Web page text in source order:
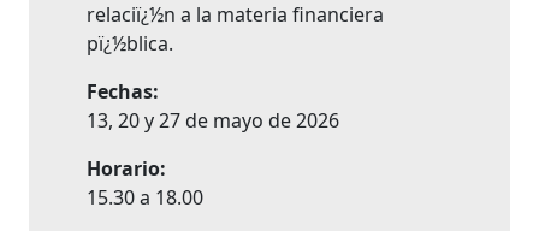
relaciï¿½n a la materia financiera
pï¿½blica.
Fechas:
13, 20 y 27 de mayo de 2026
Horario:
15.30 a 18.00